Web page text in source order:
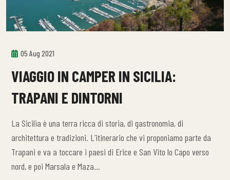
05 Aug 2021
VIAGGIO IN CAMPER IN SICILIA:
TRAPANI E DINTORNI
La Sicilia è una terra ricca di storia, di gastronomia, di
architettura e tradizioni. L’itinerario che vi proponiamo parte da
Trapani e va a toccare i paesi di Erice e San Vito lo Capo verso
nord, e poi Marsala e Maza…